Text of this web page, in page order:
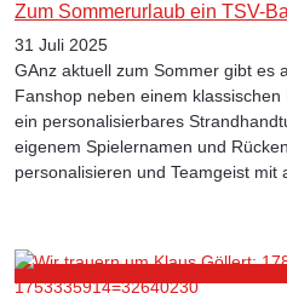
Zum Sommerurlaub ein TSV-
31 Juli 2025
GAnz aktuell zum Sommer gibt es
Fanshop neben einem
ein personalisierbares
eigenem Spielernamen und
personalisieren und Teamgeist mit